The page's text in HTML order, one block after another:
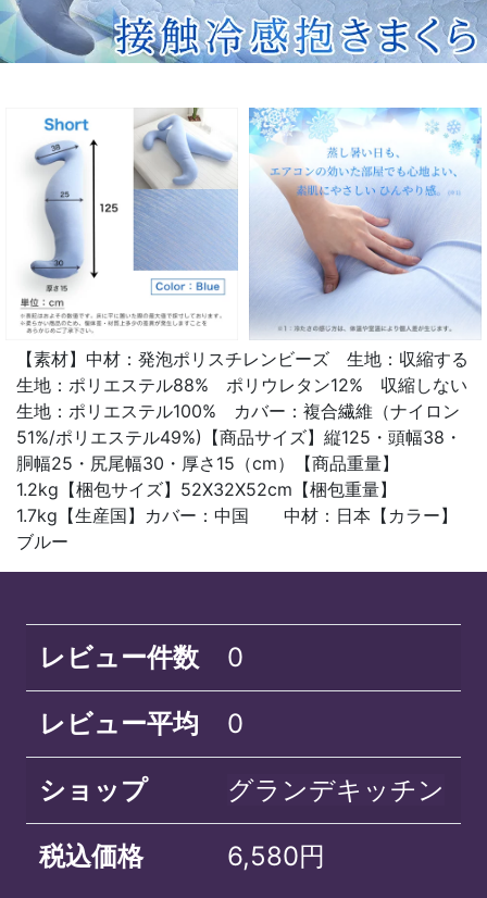
【素材】中材：発泡ポリスチレンビーズ 生地：収縮する
生地：ポリエステル88% ポリウレタン12% 収縮しない
生地：ポリエステル100% カバー：複合繊維（ナイロン
51%/ポリエステル49%)【商品サイズ】縦125・頭幅38・
胴幅25・尻尾幅30・厚さ15（cm）【商品重量】
1.2kg【梱包サイズ】52X32X52cm【梱包重量】
1.7kg【生産国】カバー：中国 中材：日本【カラー】
ブルー
レビュー件数 0
レビュー平均 0
ショップ グランデキッチン
税込価格 6,580円